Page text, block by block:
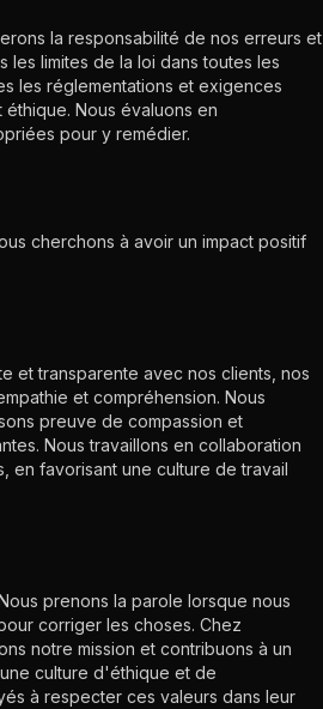
la responsabilité de nos erreurs et
limites de la loi dans toutes les
les réglementations et exigences
Nous évaluons en
pour y remédier.
cherchons à avoir un impact positif
et transparente avec nos clients, nos
et compréhension. Nous
preuve de compassion et
Nous travaillons en collaboration
en favorisant une culture de travail
prenons la parole lorsque nous
corriger les choses. Chez
notre mission et contribuons à un
culture d'éthique et de
à respecter ces valeurs dans leur